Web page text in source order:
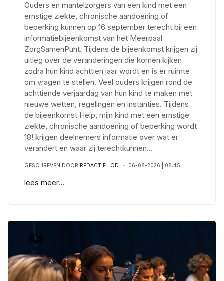
Ouders en mantelzorgers van een kind met een
ernstige ziekte, chronische aandoening of
beperking kunnen op 16 september terecht bij een
informatiebijeenkomst van het Meerpaal
ZorgSamenPunt. Tijdens de bijeenkomst krijgen zij
uitleg over de veranderingen die komen kijken
zodra hun kind achttien jaar wordt en is er ruimte
om vragen te stellen. Veel ouders krijgen rond de
achttiende verjaardag van hun kind te maken met
nieuwe wetten, regelingen en instanties. Tijdens
de bijeenkomst Help, mijn kind met een ernstige
ziekte, chronische aandoening of beperking wordt
18! krijgen deelnemers informatie over wat er
verandert en waar zij terechtkunnen...
GESCHREVEN DOOR REDACTIE LOD 06-08-2026 | 08:45
lees meer...